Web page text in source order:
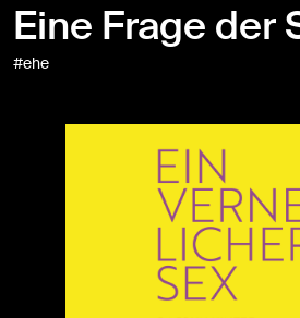
Eine Frage der
#ehe